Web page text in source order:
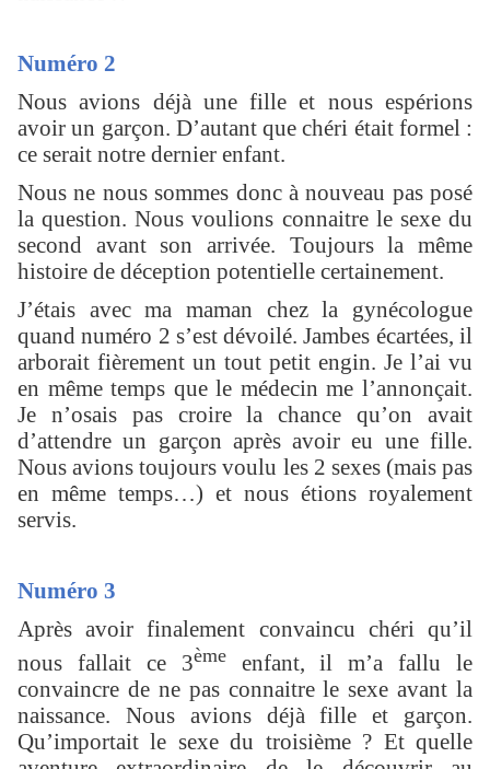
Numéro 2
Nous avions déjà une fille et nous espérions
avoir un garçon. D’autant que chéri était formel :
ce serait notre dernier enfant.
Nous ne nous sommes donc à nouveau pas posé
la question. Nous voulions connaitre le sexe du
second avant son arrivée. Toujours la même
histoire de déception potentielle certainement.
J’étais avec ma maman chez la gynécologue
quand numéro 2 s’est dévoilé. Jambes écartées, il
arborait fièrement un tout petit engin. Je l’ai vu
en même temps que le médecin me l’annonçait.
Je n’osais pas croire la chance qu’on avait
d’attendre un garçon après avoir eu une fille.
Nous avions toujours voulu les 2 sexes (mais pas
en même temps…) et nous étions royalement
servis.
Numéro 3
Après avoir finalement convaincu chéri qu’il
nous fallait ce 3èmeenfant, il m’a fallu le
convaincre de ne pas connaitre le sexe avant la
naissance. Nous avions déjà fille et garçon.
Qu’importait le sexe du troisième ? Et quelle